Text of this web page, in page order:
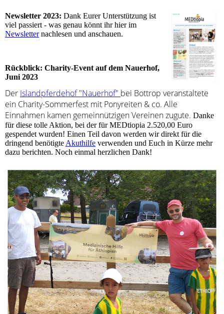
Newsletter 2023: Dank Eurer Unterstützung ist
viel passiert - was genau könnt ihr hier im
Newsletternachlesen und anschauen.
Rückblick: Charity-Event auf dem Nauerhof,
Juni 2023
Der Islandpferdehof "Nauerhof" bei Bottrop veranstaltete
ein Charity-Sommerfest mit Ponyreiten & co. Alle
Einnahmen kamen gemeinnützigen Vereinen zugute. Danke
für diese tolle Aktion, bei der für MEDtiopia 2.520,00 Euro
gespendet wurden! Einen Teil davon werden wir direkt für die
dringend benötigte Akuthilfe verwenden und Euch in Kürze mehr
dazu berichten. Noch einmal herzlichen Dank!